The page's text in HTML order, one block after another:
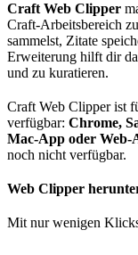
Craft Web Clipper
Craft-Arbeitsbereich
sammelst, Zitate
Erweiterung hilft dir
und zu kuratieren.
Craft Web Clipper ist
verfügbar: Chrome,
Mac-App oder Web-
noch nicht verfügbar.
Web Clipper
Mit nur wenigen